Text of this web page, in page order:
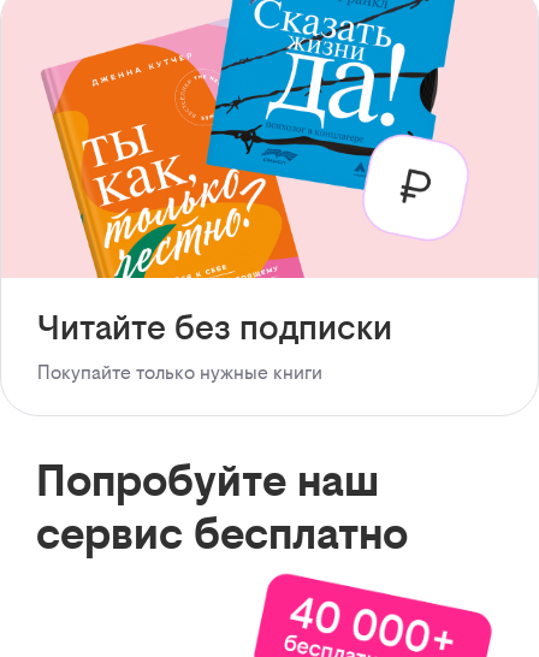
Читайте без подписки
Покупайте только нужные книги
Попробуйте наш
сервис бесплатно